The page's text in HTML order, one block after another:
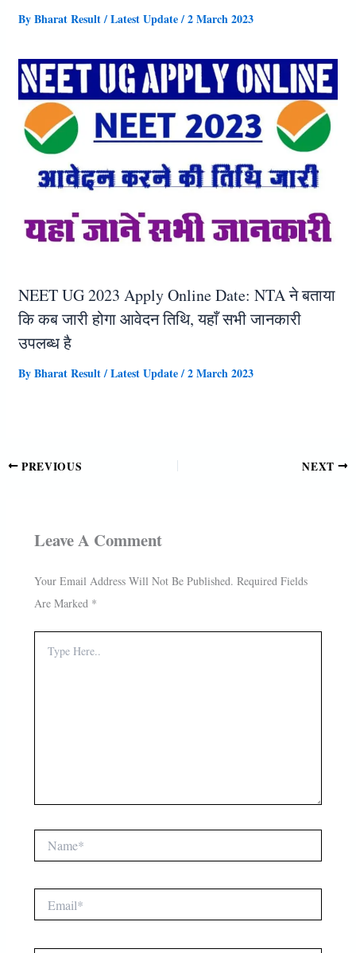
ByBharat Result/Latest Update/2 March 2023
NEET UG 2023 Apply Online Date: NTA ने बताया
कि कब जारी होगा आवेदन तिथि, यहाँ सभी जानकारी
उपलब्ध है
ByBharat Result/Latest Update/2 March 2023
PREVIOUS NEXT
Leave A Comment
Your Email Address Will Not Be Published. Required Fields
Are Marked *
Here..